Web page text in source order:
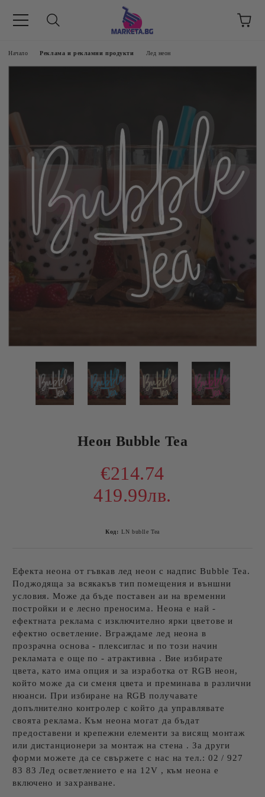
8 -17 ч/
Начало Реклама и рекламни продукти Лед неон
Неон Bubble Tea
€214.74
419.99лв.
Код: LN bublle Tea
Ефекта неона от гъвкав лед неон с надпис Bubble Tea.
Поджодяща за всякакъв тип помещения и външни
условия. Може да бъде поставен аи на временни
постройки и е лесно преносима. Неона е най -
ефектната реклама с изключително ярки цветове и
ефектно осветление. Вграждаме лед неона в
прозрачна основа - плексиглас и по този начин
рекламата е още по - атрактивна . Вие избирате
цвета, като има опция и за изработка от RGB неон,
който може да си сменя цвета и преминава в различни
нюанси. При избиране на RGB получавате
допълнително контролер с който да управлявате
своята реклама. Към неона могат да бъдат
предоставени и крепежни елементи за висящ монтаж
или дистанционери за монтаж на стена . За други
форми можете да се свържете с нас на тел.: 02 / 927
83 83 Лед осветлението е на 12V , към неона е
включено и захранване.